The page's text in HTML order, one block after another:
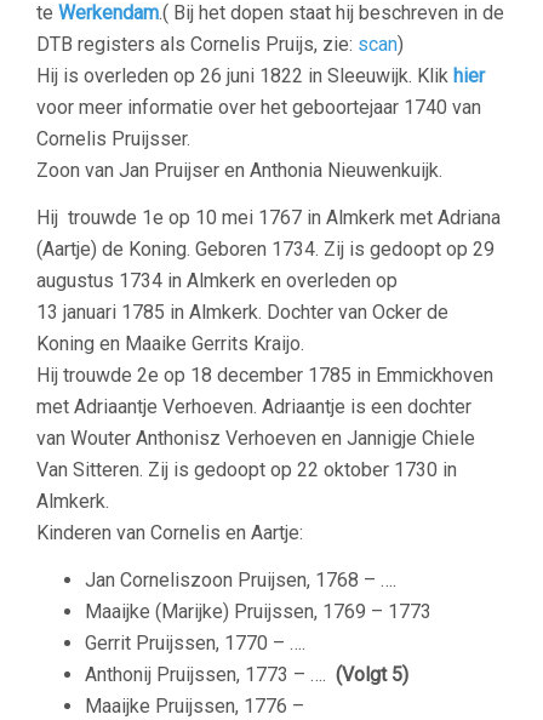
te Werkendam.( Bij het dopen staat hij beschreven in de
DTB registers als Cornelis Pruijs, zie: scan)
Hij is overleden op 26 juni 1822 in Sleeuwijk. Klik hier
voor meer informatie over het geboortejaar 1740 van
Cornelis Pruijsser.
Zoon van Jan Pruijser en Anthonia Nieuwenkuijk.
Hij trouwde 1e op 10 mei 1767 in Almkerk met Adriana
(Aartje) de Koning. Geboren 1734. Zij is gedoopt op 29
augustus 1734 in Almkerk en overleden op
13 januari 1785 in Almkerk. Dochter van Ocker de
Koning en Maaike Gerrits Kraijo.
Hij trouwde 2e op 18 december 1785 in Emmickhoven
met Adriaantje Verhoeven. Adriaantje is een dochter
van Wouter Anthonisz Verhoeven en Jannigje Chiele
Van Sitteren. Zij is gedoopt op 22 oktober 1730 in
Almkerk.
Kinderen van Cornelis en Aartje:
Jan Corneliszoon Pruijsen, 1768 – ….
Maaijke (Marijke) Pruijssen, 1769 – 1773
Gerrit Pruijssen, 1770 – ….
Anthonij Pruijssen, 1773 – …. (Volgt 5)
Maaijke Pruijssen, 1776 –